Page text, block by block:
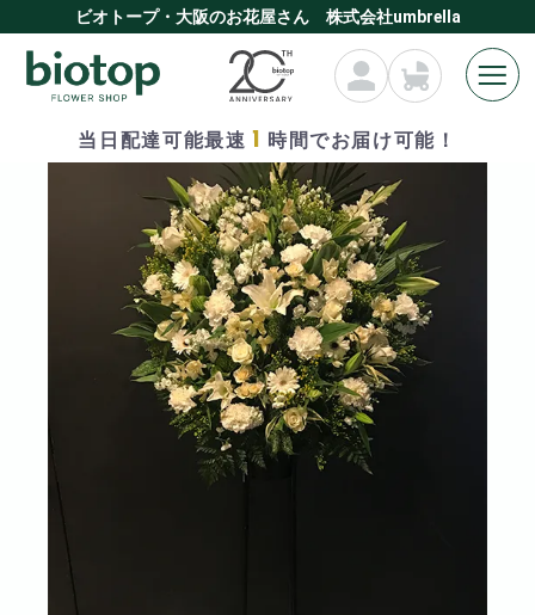
ビオトープ・大阪のお花屋さん 株式会社umbrella
当日配達可能最速 1 時間でお届け可能！